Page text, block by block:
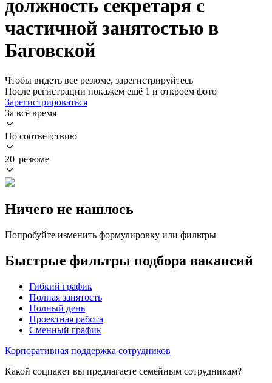
должность секретаря с
частичной занятостью в
Баговской
Чтобы видеть все резюме, зарегистрируйтесь
После регистрации покажем ещё 1 и откроем фото
Зарегистрироваться
За всё время
По соответствию
20 резюме
Ничего не нашлось
Попробуйте изменить формулировку или фильтры
Быстрые фильтры подбора вакансий
Гибкий график
Полная занятость
Полный день
Проектная работа
Сменный график
Корпоративная поддержка сотрудников
Какой соцпакет вы предлагаете семейным сотрудникам?